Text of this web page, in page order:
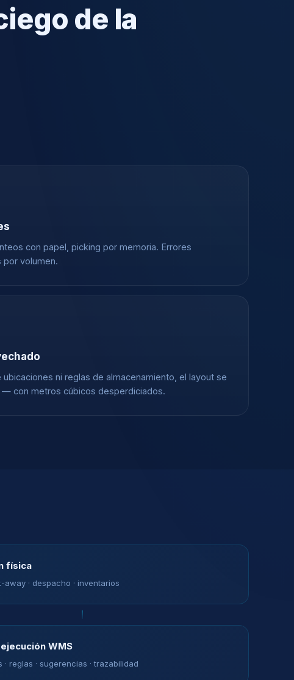
de la
con papel, picking por memoria. Errores
por volumen.
ubicaciones ni reglas de almacenamiento, el layout se
con metros cúbicos desperdiciados.
física
away · despacho · inventarios
WMS
· reglas · sugerencias · trazabilidad